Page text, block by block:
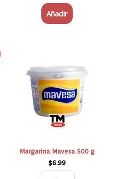
Añadir
Margarina Mavesa 500 g
$6.99
500
g
cantidad